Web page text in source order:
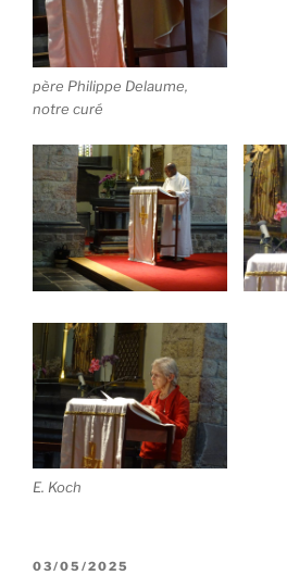
père Philippe Delaume,
notre curé
E. Koch
PUBLIÉ
03/05/2025